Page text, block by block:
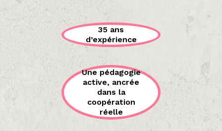
35 ans
d’expérience
Une pédagogie
active, ancrée
dans la
coopération
réelle